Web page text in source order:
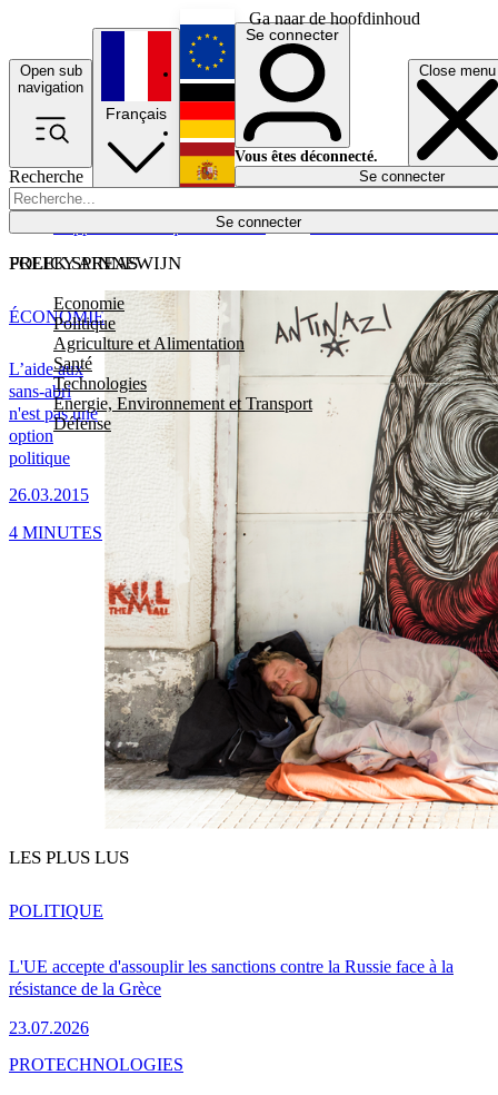
Ga naar de hoofdinhoud
Open sub
navigation
Close menu
Recherche
Se connecter
POLICY AREAS
Economie
Politique
Agriculture et Alimentation
Santé
Technologies
Energie, Environnement et Transport
Défense
Économie
Français
English
Deutsch
Español
Se connecter
Vous êtes déconnecté.
Se connecter
FREEK SPINNEWIJN
L’aide aux
sans-abri
n'est pas une
option
politique
26.03.2015
ÉCONOMIE
4 MINUTES
LES PLUS LUS
L'UE accepte d'assouplir les sanctions contre la Russie face à la
résistance de la Grèce
23.07.2026
POLITIQUE
PROTECHNOLOGIES